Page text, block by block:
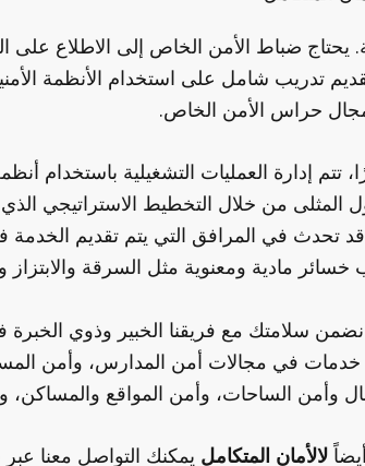
يحتاج ضباط الأمن الخاص إلى الاطلاع على
تدريب شامل على استخدام الأنظمة
حراس الأمن الخاص.
تتم إدارة العمليات التشغيلية باستخدام
المثلى من خلال التخطيط الاستراتيجي
تحدث في المرافق التي يتم تقديم الخدمة
مادية ومعنوية مثل السرقة والابتزاز
سلامتك مع فريقنا الخبير وذوي
خدمات في مجالات أمن المدارس، وأمن
وأمن الساحات، وأمن المواقع
لالأمان المتكامل يمكنك التواصل معنا